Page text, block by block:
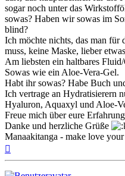
sogar noch unter das
sowas? Haben wir sowas im
blind?
Ich möchte nichts, das man für
muss, keine Maske, lieber
Am liebsten ein haltbares
Sowas wie ein Aloe-Vera-Gel.
Habt ihr sowas? Habe Buch
Ich vertrage an Hydratisierern
Hyaluron, Aquaxyl und Aloe-
Freue mich über eure
Danke und herzliche Grüße
Manaakitanga - make love